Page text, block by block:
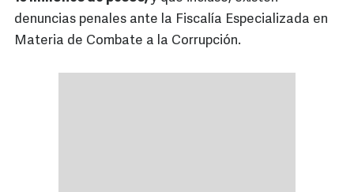
denuncias penales ante la Fiscalía Especializada en
Materia de Combate a la Corrupción.